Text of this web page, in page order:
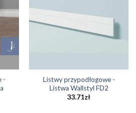
-
Listwy przypodłogowe -
Listwa Wallstyl FD2
33.71zł